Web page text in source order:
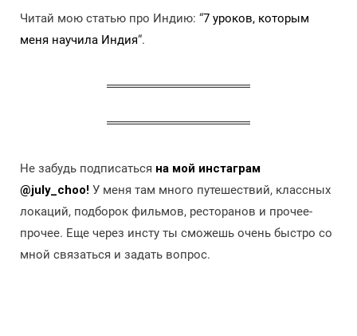
Читай мою статью про Индию: “7 уроков, которым
меня научила Индия“.
Не забудь подписаться на мой инстаграм
@july_choo! У меня там много путешествий, классных
локаций, подборок фильмов, ресторанов и прочее-
прочее. Еще через инсту ты сможешь очень быстро со
мной связаться и задать вопрос.